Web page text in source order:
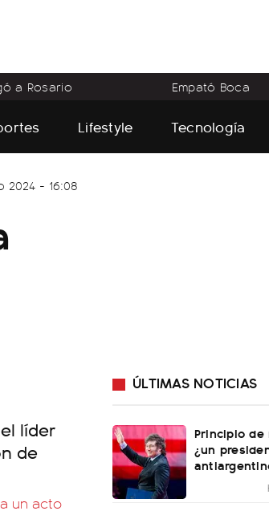
a Rosario Empató Boca
Lifestyle Tecnología
2024 - 16:08
líder
de
un acto
ÚLTIMAS NOTICIAS
Principio de
¿un